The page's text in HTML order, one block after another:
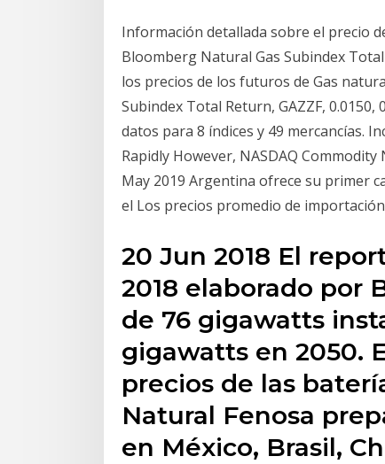
Información detallada sobre el precio
Bloomberg Natural Gas Subindex
los precios de los futuros de Gas
Subindex Total Return, GAZZF, 0.0150,
datos para 8 índices y 49 mercancías.
Rapidly However, NASDAQ Commodity
May 2019 Argentina ofrece su primer
el Los precios promedio de
20 Jun 2018 El
2018 elaborado por
de 76 gigawatts
gigawatts en 2050.
precios de las
Natural Fenosa
en México, Brasil,